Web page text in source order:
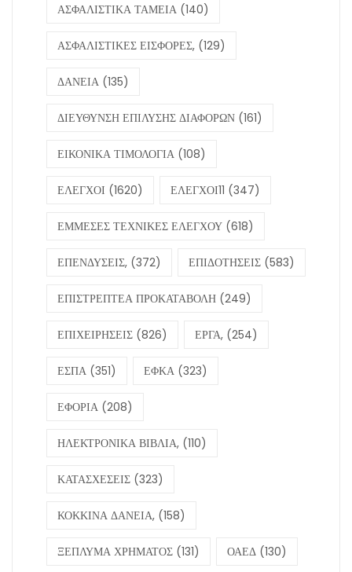
ΑΣΦΑΛΙΣΤΙΚΑ ΤΑΜΕΙΑ (140)
ΑΣΦΑΛΙΣΤΙΚΕΣ ΕΙΣΦΟΡΕΣ, (129)
ΔΑΝΕΙΑ (135)
ΔΙΕΥΘΥΝΣΗ ΕΠΙΛΥΣΗΣ ΔΙΑΦΟΡΩΝ (161)
ΕΙΚΟΝΙΚΑ ΤΙΜΟΛΟΓΙΑ (108)
ΕΛΕΓΧΟΙ (1620) ΕΛΕΓΧΟΙ11 (347)
ΕΜΜΕΣΕΣ ΤΕΧΝΙΚΕΣ ΕΛΕΓΧΟΥ (618)
ΕΠΕΝΔΥΣΕΙΣ, (372) ΕΠΙΔΟΤΗΣΕΙΣ (583)
ΕΠΙΣΤΡΕΠΤΕΑ ΠΡΟΚΑΤΑΒΟΛΗ (249)
ΕΠΙΧΕΙΡΗΣΕΙΣ (826) ΕΡΓΑ, (254)
ΕΣΠΑ (351) ΕΦΚΑ (323)
ΕΦΟΡΙΑ (208)
ΗΛΕΚΤΡΟΝΙΚΑ ΒΙΒΛΙΑ, (110)
ΚΑΤΑΣΧΕΣΕΙΣ (323)
ΚΟΚΚΙΝΑ ΔΑΝΕΙΑ, (158)
ΞΕΠΛΥΜΑ ΧΡΗΜΑΤΟΣ (131) ΟΑΕΔ (130)